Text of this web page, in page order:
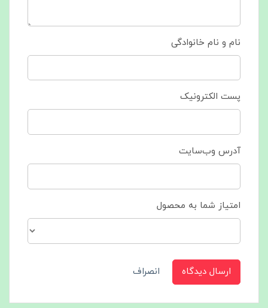
نام و نام خانوادگی
پست الکترونیک
آدرس وب‌سایت
امتیاز شما به محصول
ارسال دیدگاه انصراف